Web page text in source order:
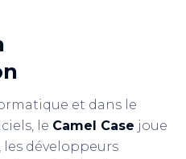
et dans le
le Camel Case joue
les développeurs